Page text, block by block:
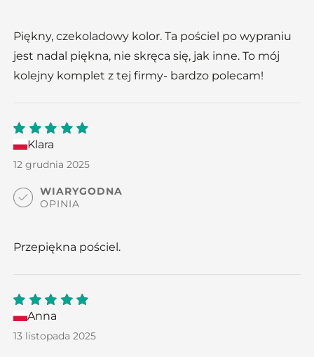
Piękny, czekoladowy kolor. Ta pościel po wypraniu
jest nadal piękna, nie skręca się, jak inne. To mój
kolejny komplet z tej firmy- bardzo polecam!
5out
of 5
Klara
12 grudnia 2025
WIARYGODNA
OPINIA
Przepiękna pościel.
5out
of 5
Anna
13 listopada 2025